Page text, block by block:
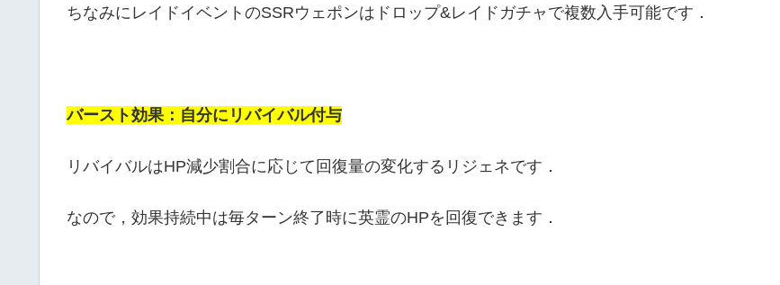
ちなみにレイドイベントのSSRウェポンはドロップ&レイドガチャで複数入手可能です．
バースト効果：自分にリバイバル付与
リバイバルはHP減少割合に応じて回復量の変化するリジェネです．
なので，効果持続中は毎ターン終了時に英霊のHPを回復できます．